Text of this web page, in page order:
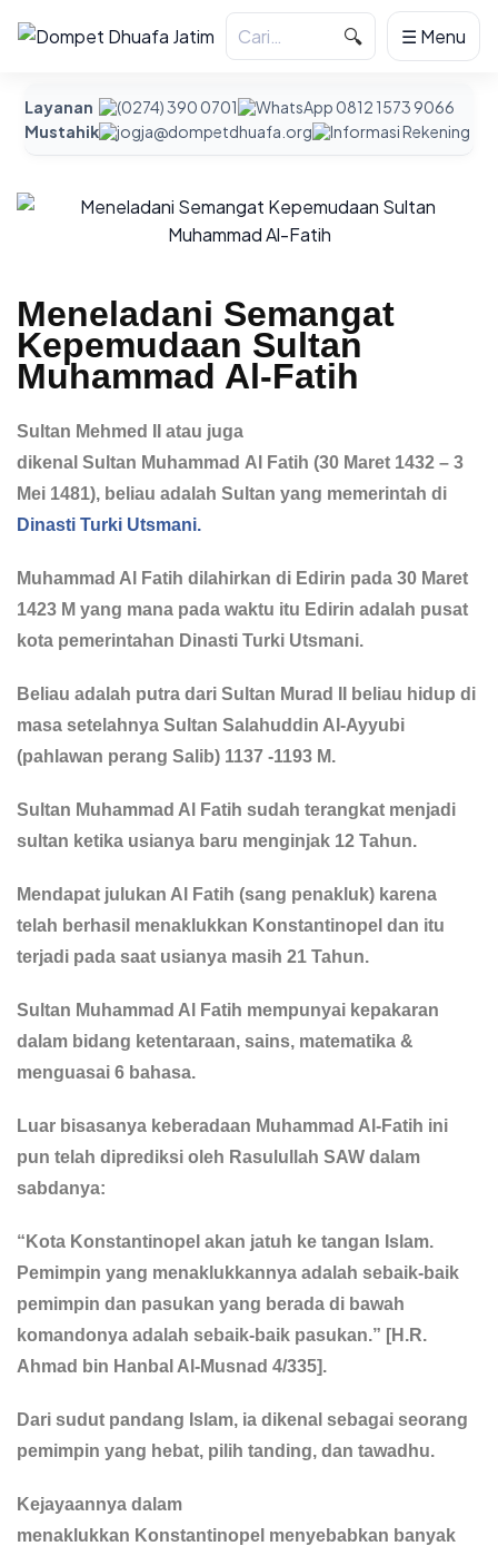
Layanan
Mustahik
(0274) 390 0701
WhatsApp 0812 1573 9066
jogja@dompetdhuafa.org
Informasi Rekening
🔍 ☰ Menu
Meneladani Semangat
Kepemudaan Sultan
Muhammad Al-Fatih
Sultan Mehmed II atau juga
dikenal Sultan Muhammad Al Fatih (30 Maret 1432 – 3
Mei 1481), beliau adalah Sultan yang memerintah di
Dinasti Turki Utsmani.
Muhammad Al Fatih dilahirkan di Edirin pada 30 Maret
1423 M yang mana pada waktu itu Edirin adalah pusat
kota pemerintahan Dinasti Turki Utsmani.
Beliau adalah putra dari Sultan Murad II beliau hidup di
masa setelahnya Sultan Salahuddin Al-Ayyubi
(pahlawan perang Salib) 1137 -1193 M.
Sultan Muhammad Al Fatih sudah terangkat menjadi
sultan ketika usianya baru menginjak 12 Tahun.
Mendapat julukan Al Fatih (sang penakluk) karena
telah berhasil menaklukkan Konstantinopel dan itu
terjadi pada saat usianya masih 21 Tahun.
Sultan Muhammad Al Fatih mempunyai kepakaran
dalam bidang ketentaraan, sains, matematika &
menguasai 6 bahasa.
Luar bisasanya keberadaan Muhammad Al-Fatih ini
pun telah diprediksi oleh Rasulullah SAW dalam
sabdanya:
“Kota Konstantinopel akan jatuh ke tangan Islam.
Pemimpin yang menaklukkannya adalah sebaik-baik
pemimpin dan pasukan yang berada di bawah
komandonya adalah sebaik-baik pasukan.” [H.R.
Ahmad bin Hanbal Al-Musnad 4/335].
Dari sudut pandang Islam, ia dikenal sebagai seorang
pemimpin yang hebat, pilih tanding, dan tawadhu.
Kejayaannya dalam
menaklukkan Konstantinopel menyebabkan banyak